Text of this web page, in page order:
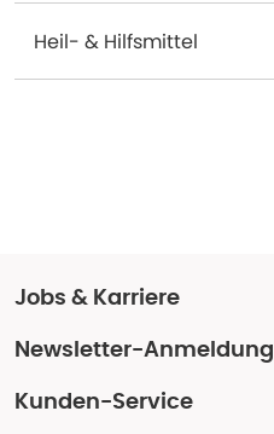
Heil- & Hilfsmittel
Jobs & Karriere
Newsletter-Anmeldung
Kunden-Service